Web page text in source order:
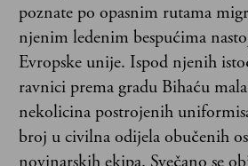
poznate po opasnim rutama
njenim ledenim bespućima
Evropske unije. Ispod njenih
ravnici prema gradu Bihaću
nekolicina postrojenih
broj u civilna odijela obučenih